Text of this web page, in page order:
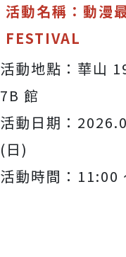
活動名稱：動漫
FESTIVAL
活動地點：華山
7B 館
活動日期：
(日)
活動時間：11:00